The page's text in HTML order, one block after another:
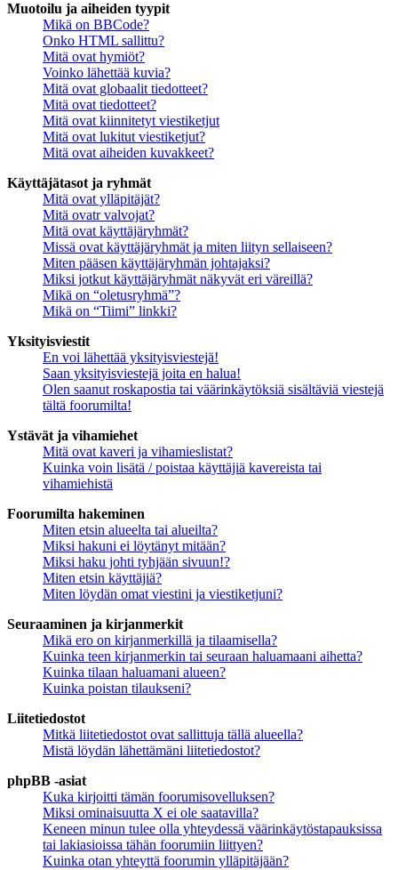
Muotoilu ja aiheiden tyypit
Mikä on BBCode?
Onko HTML sallittu?
Mitä ovat hymiöt?
Voinko lähettää kuvia?
Mitä ovat globaalit tiedotteet?
Mitä ovat tiedotteet?
Mitä ovat kiinnitetyt viestiketjut
Mitä ovat lukitut viestiketjut?
Mitä ovat aiheiden kuvakkeet?
Käyttäjätasot ja ryhmät
Mitä ovat ylläpitäjät?
Mitä ovatr valvojat?
Mitä ovat käyttäjäryhmät?
Missä ovat käyttäjäryhmät ja miten liityn sellaiseen?
Miten pääsen käyttäjäryhmän johtajaksi?
Miksi jotkut käyttäjäryhmät näkyvät eri väreillä?
Mikä on “oletusryhmä”?
Mikä on “Tiimi” linkki?
Yksityisviestit
En voi lähettää yksityisviestejä!
Saan yksityisviestejä joita en halua!
Olen saanut roskapostia tai väärinkäytöksiä sisältäviä viestejä
tältä foorumilta!
Ystävät ja vihamiehet
Mitä ovat kaveri ja vihamieslistat?
Kuinka voin lisätä / poistaa käyttäjiä kavereista tai
vihamiehistä
Foorumilta hakeminen
Miten etsin alueelta tai alueilta?
Miksi hakuni ei löytänyt mitään?
Miksi haku johti tyhjään sivuun!?
Miten etsin käyttäjiä?
Miten löydän omat viestini ja viestiketjuni?
Seuraaminen ja kirjanmerkit
Mikä ero on kirjanmerkillä ja tilaamisella?
Kuinka teen kirjanmerkin tai seuraan haluamaani aihetta?
Kuinka tilaan haluamani alueen?
Kuinka poistan tilaukseni?
Liitetiedostot
Mitkä liitetiedostot ovat sallittuja tällä alueella?
Mistä löydän lähettämäni liitetiedostot?
phpBB -asiat
Kuka kirjoitti tämän foorumisovelluksen?
Miksi ominaisuutta X ei ole saatavilla?
Keneen minun tulee olla yhteydessä väärinkäytöstapauksissa
tai lakiasioissa tähän foorumiin liittyen?
Kuinka otan yhteyttä foorumin ylläpitäjään?